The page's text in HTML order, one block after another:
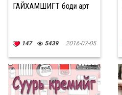
ГАЙХАМШИГТ боди арт
147 5439 2016-07-05